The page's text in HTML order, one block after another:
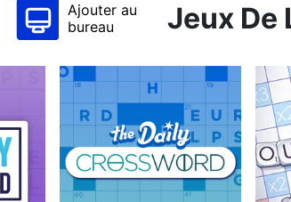
Ajouter au
bureau
Jeux De